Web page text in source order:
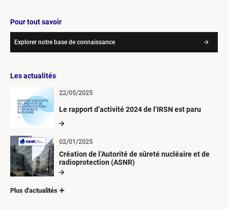
Pour tout savoir
Explorer notre base de connaissance
Les actualités
Le rapport d’activité 2024 de l’IRSN est paru
22/05/2025
Création de l’Autorité de sûreté nucléaire et de
radioprotection (ASNR)
02/01/2025
Plus d'actualités